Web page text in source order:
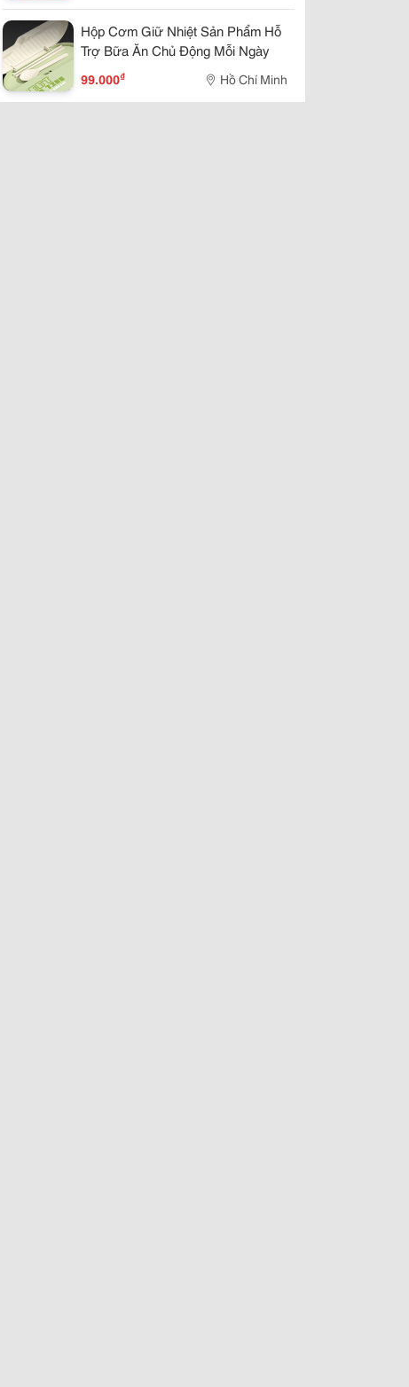
Hộp Cơm Giữ Nhiệt Sản Phẩm Hỗ
Trợ Bữa Ăn Chủ Động Mỗi Ngày
99.000₫ Hồ Chí Minh